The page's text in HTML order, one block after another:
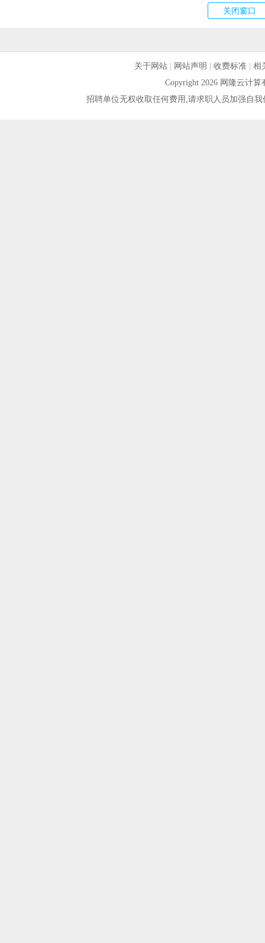
关于网站 网站声明 |收费标准 |相
Copyright 2026 网隆云计
招聘单位无权收取任何费用,请求职人员加强自